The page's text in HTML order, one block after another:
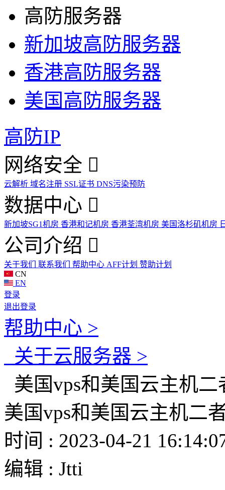
高防服务器
新加坡高防服务器
香港高防服务器
美国高防服务器
高防IP
网络安全
云解析 域名注册 SSL证书 DNS污染预防
数据中心
新加坡SG1机房 香港和记机房 香港荃湾机房 美国洛杉矶机房
公司介绍
关于我们 联系我们 帮助中心 AFF计划 赞助计划
CN
EN
登录
退出登录
帮助中心 >
关于云服务器 >
美国vps和美国云主机
美国vps和美国云主机二
时间 : 2023-04-21
编辑 : Jtti